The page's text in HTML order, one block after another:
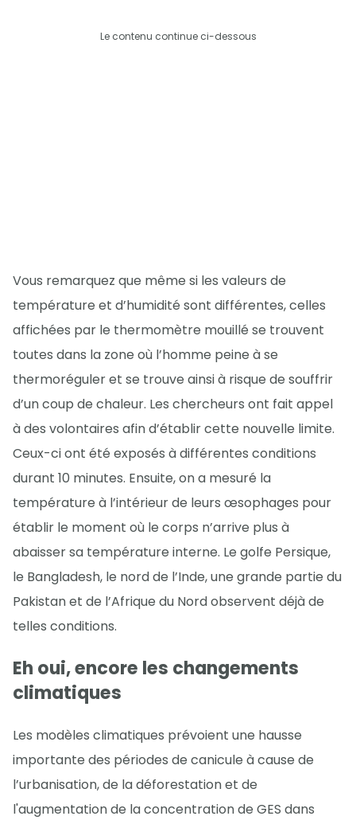
Le contenu continue ci-dessous
Vous remarquez que même si les valeurs de
température et d’humidité sont différentes, celles
affichées par le thermomètre mouillé se trouvent
toutes dans la zone où l’homme peine à se
thermoréguler et se trouve ainsi à risque de souffrir
d’un coup de chaleur. Les chercheurs ont fait appel
à des volontaires afin d’établir cette nouvelle limite.
Ceux-ci ont été exposés à différentes conditions
durant 10 minutes. Ensuite, on a mesuré la
température à l’intérieur de leurs œsophages pour
établir le moment où le corps n’arrive plus à
abaisser sa température interne. Le golfe Persique,
le Bangladesh, le nord de l’Inde, une grande partie du
Pakistan et de l’Afrique du Nord observent déjà de
telles conditions.
Eh oui, encore les changements
climatiques
Les modèles climatiques prévoient une hausse
importante des périodes de canicule à cause de
l’urbanisation, de la déforestation et de
l'augmentation de la concentration de GES dans